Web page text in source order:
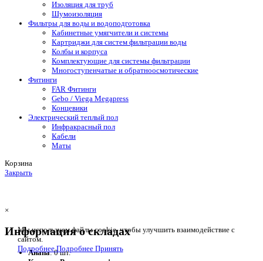
Изоляция для труб
Шумоизоляция
Фильтры для воды и водоподготовка
Кабинетные умягчители и системы
Картриджи для систем фильтрации воды
Колбы и корпуса
Комплектующие для системы фильтрации
Многоступенчатые и обратноосмотические
Фитинги
FAR Фитинги
Gebo / Viega Megapress
Концевики
Электрический теплый пол
Инфракрасный пол
Кабели
Маты
Корзина
Закрыть
Мы используем файлы cookie, чтобы улучшить взаимодействие с
сайтом.
ПодробнееПодробнее Принять
×
Информация о складах
Анапа: 0 шт.